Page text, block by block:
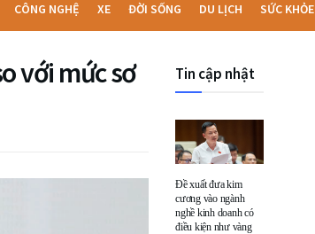
CÔNG NGHỆ XE ĐỜI SỐNG DU LỊCH SỨC KHỎE
với mức sơ
Tin cập nhật
Đề xuất đưa kim
cương vào ngành
nghề kinh doanh có
điều kiện như vàng